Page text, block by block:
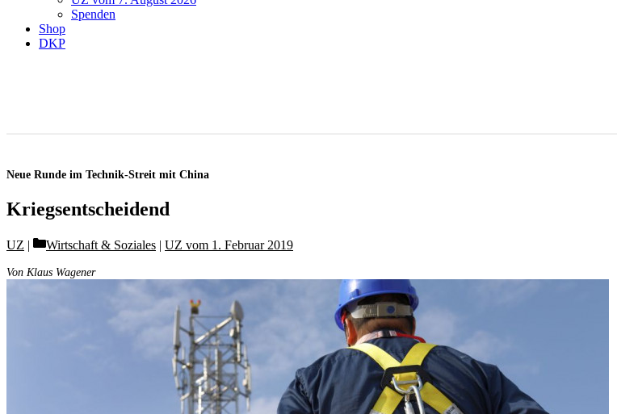
Spenden
Shop
DKP
Neue Runde im Technik-Streit mit China
Kriegsentscheidend
UZ Categories
Wirtschaft & Soziales | UZ vom 1. Februar 2019
Von Klaus Wagener